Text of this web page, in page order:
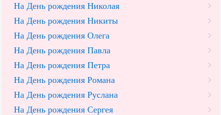
На День рождения Николая
На День рождения Никиты
На День рождения Олега
На День рождения Павла
На День рождения Петра
На День рождения Романа
На День рождения Руслана
На День рождения Сергея